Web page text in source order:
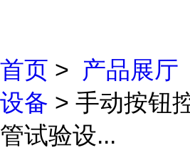
首页 > 产品展厅
设备 > 手动按钮
管试验设...